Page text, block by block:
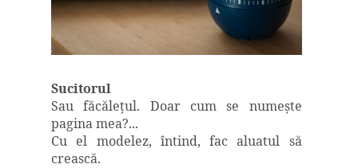
Sucitorul
Sau făcăleţul. Doar cum se numeşte
pagina mea?...
Cu el modelez, întind, fac aluatul să
crească.